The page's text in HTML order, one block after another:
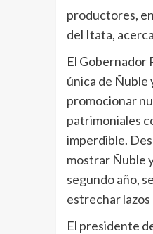
productores,
del Itata,
El Gobernador
única de Ñuble
promocionar
patrimoniales
imperdible.
mostrar Ñuble
segundo año,
estrechar lazos
El presidente